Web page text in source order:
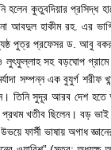
কুতুবদিয়ার প্রসিদ্ধ
আবদুল হাকীম রহ. এর
পুত্র প্রফেসর ড. আবু
লুৎফুল্লাহ সহ বড়ঘোপ
সম্পন্ন এক বুযুর্গ শরীফ
তিনি সুদূর আরব দেশ
খতীব ছিলেন। বড় ভাই
ফার্সী ভাষায় অগাধ